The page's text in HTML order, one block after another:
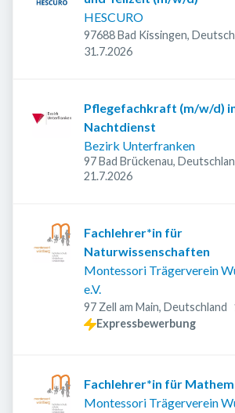
HESCURO
97688 Bad Kissingen,
Veröffentlicht
31.7.2026
Pflegefachkraft (m/w/d)
Nachtdienst
Bezirk Unterfranken
97 Bad Brückenau,
Veröffentlicht
21.7.2026
Fachlehrer*in für
Naturwissenschaften
Montessori Trägerverein
e.V.
97 Zell am Main, Deutschland
Expressbewerbung
Fachlehrer*in für
Montessori Trägerverein